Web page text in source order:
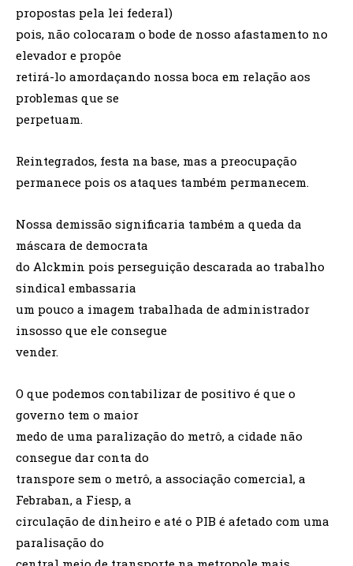
propostas pela lei federal)
pois, não colocaram o bode de nosso afastamento no
elevador e propôe
retirá-lo amordaçando nossa boca em relação aos
problemas que se
perpetuam.
Reintegrados, festa na base, mas a preocupação
permanece pois os ataques também permanecem.
Nossa demissão significaria também a queda da
máscara de democrata
do Alckmin pois perseguição descarada ao trabalho
sindical embassaria
um pouco a imagem trabalhada de administrador
insosso que ele consegue
vender.
O que podemos contabilizar de positivo é que o
governo tem o maior
medo de uma paralização do metrô, a cidade não
consegue dar conta do
transpore sem o metrô, a associação comercial, a
Febraban, a Fiesp, a
circulação de dinheiro e até o PIB é afetado com uma
paralisação do